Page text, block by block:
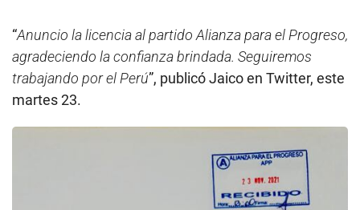
“Anuncio la licencia al partido Alianza para el Progreso,
agradeciendo la confianza brindada. Seguiremos
trabajando por el Perú”, publicó Jaico en Twitter, este
martes 23.